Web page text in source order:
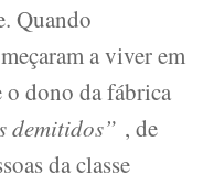
Quando
a viver em
o dono da fábrica
demitidos” , de
da classe